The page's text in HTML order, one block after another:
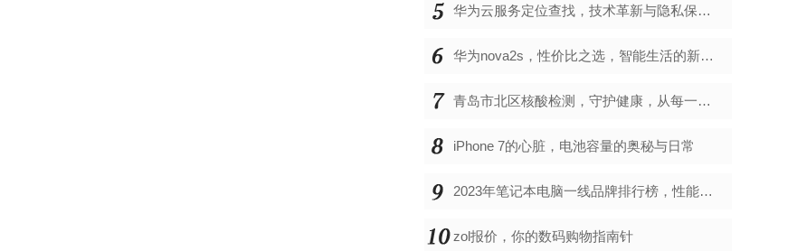
华为云服务定位查找，技术革新与隐私保护的双重奏
华为nova2s，性价比之选，智能生活的新伙伴
青岛市北区核酸检测，守护健康，从每一次检测开始
iPhone 7的心脏，电池容量的奥秘与日常
2023年笔记本电脑一线品牌排行榜，性能、创新与用户满意度的综合考量
zol报价，你的数码购物指南针